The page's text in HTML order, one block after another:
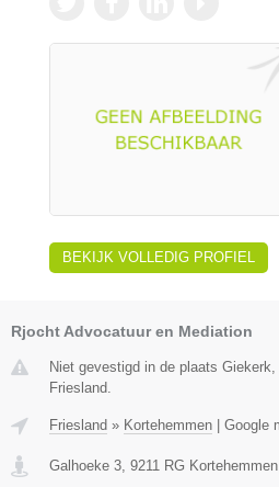
BEKIJK VOLLEDIG PROFIEL
Rjocht Advocatuur en Mediation
Niet gevestigd in de plaats
Friesland.
Friesland » Kortehemmen Google
Galhoeke 3, 9211 RG Kortehemmen